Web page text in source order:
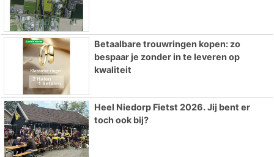
Betaalbare trouwringen kopen: zo
bespaar je zonder in te leveren op
kwaliteit
Heel Niedorp Fietst 2026. Jij bent er
toch ook bij?